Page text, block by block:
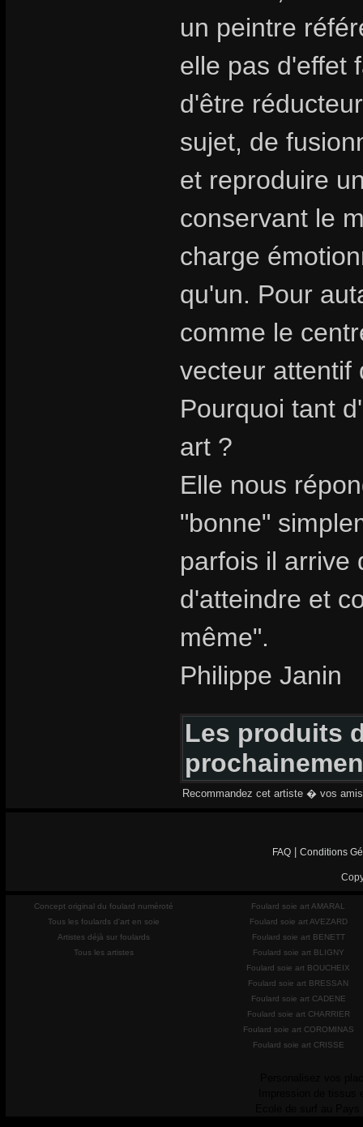
un peintre
elle pas d'effet
d'être
sujet, de
et reproduire
conservant le
charge
qu'un. Pour
comme le
vecteur attentif
Pourquoi tant
art ?
Elle nous
"bonne"
parfois il arrive
d'atteindre et
même".
Philippe Janin
Les produits
Recommandez cet artiste � vos
FAQ Conditions
Concept original du foulard numéroté
Tous les foulards d'art en soie
Artistes déjà sur foulards
Tous les artistes
Foulard soie art AMARAL
Foulard soie art AVEZARD
Foulard soie art BENETT
Foulard soie art BLIGNY
Foulard soie art BOUCHEIX
Foulard soie art BRESSAN
Foulard soie art CADENE
Foulard soie art CHARRIER
Foulard soie art COROMINAS
Foulard soie art CRISSE